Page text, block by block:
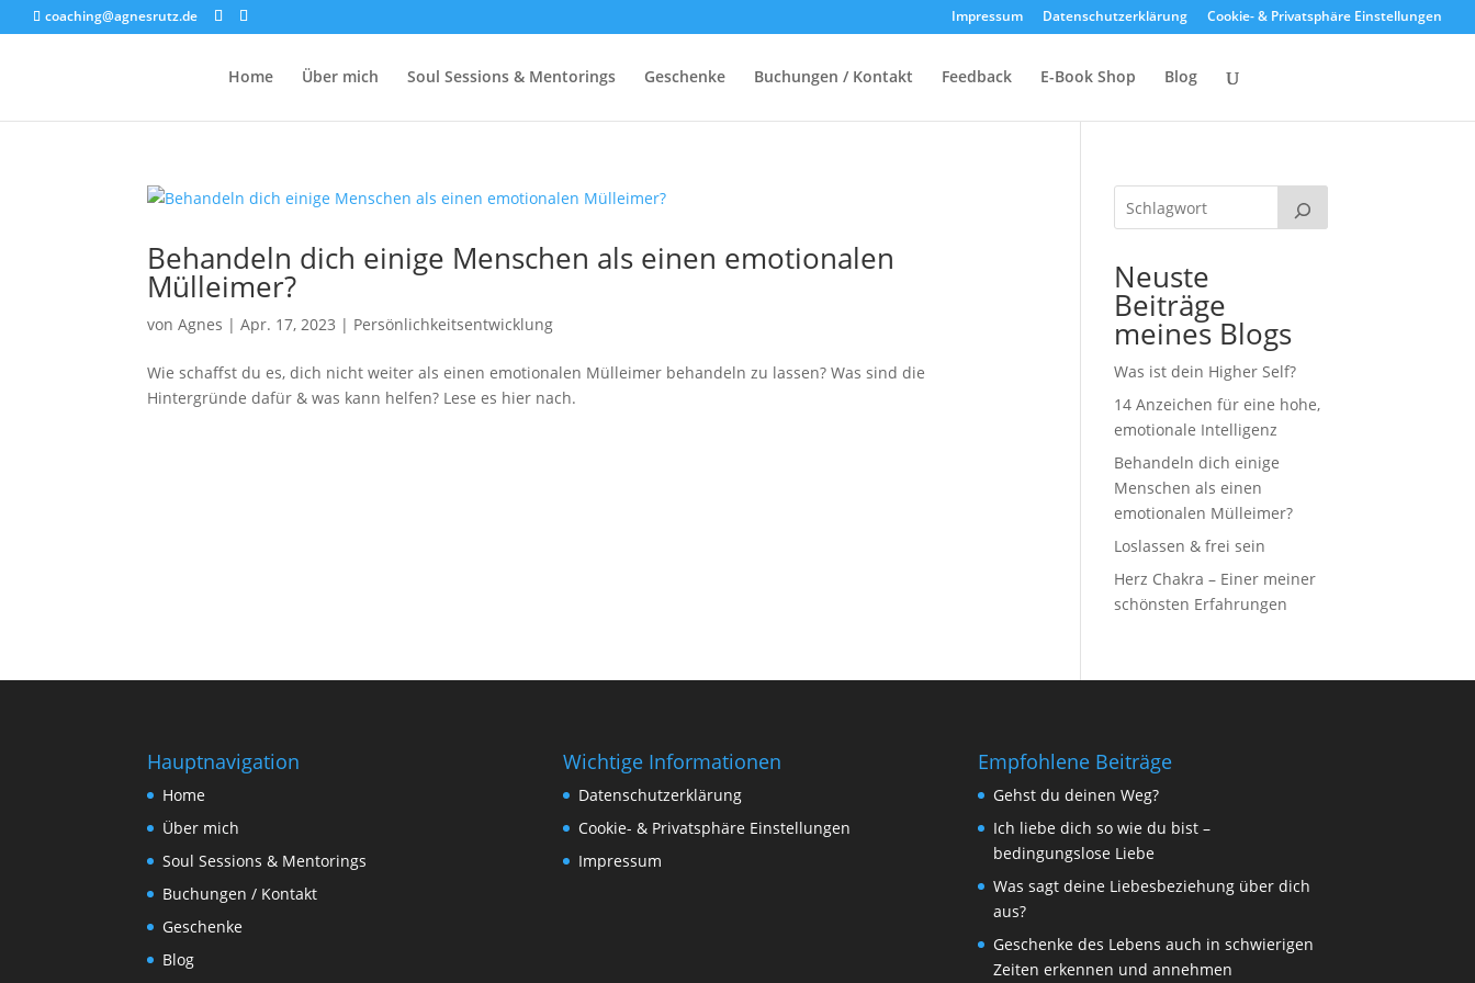
coaching@agnesrutz.de Impressum Datenschutzerklärung Cookie- & Privatsphäre Einstellungen
Home Über mich Soul Sessions & Mentorings Geschenke Buchungen / Kontakt Feedback E-Book Shop Blog
Behandeln dich einige Menschen als einen emotionalen
Mülleimer?
vonAgnes |Apr. 17, 2023 | Persönlichkeitsentwicklung
Wie schaffst du es, dich nicht weiter als einen emotionalen Mülleimer behandeln zu lassen? Was sind die
Hintergründe dafür & was kann helfen? Lese es hier nach.
Neuste
Beiträge
meines Blogs
Was ist dein Higher Self?
14 Anzeichen für eine hohe,
emotionale Intelligenz
Behandeln dich einige
Menschen als einen
emotionalen Mülleimer?
Loslassen & frei sein
Herz Chakra – Einer meiner
schönsten Erfahrungen
Hauptnavigation
Home
Über mich
Soul Sessions & Mentorings
Buchungen / Kontakt
Geschenke
Blog
Wichtige Informationen
Datenschutzerklärung
Cookie- & Privatsphäre Einstellungen
Impressum
Empfohlene Beiträge
Gehst du deinen Weg?
Ich liebe dich so wie du bist –
bedingungslose Liebe
Was sagt deine Liebesbeziehung über dich
aus?
Geschenke des Lebens auch in schwierigen
Zeiten erkennen und annehmen